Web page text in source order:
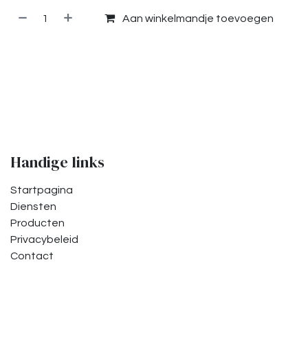
Aan winkelmandje toevoegen
Handige links
Startpagina
Diensten
Producten
Privacybeleid
Contact